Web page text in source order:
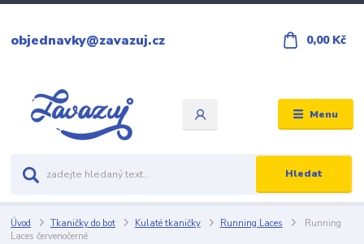
Menu
Hledat
objednavky@zavazuj.cz 0,00 Kč
Úvod Tkaničky do bot Kulaté tkaničky Running Laces
Running
Laces červenočerné